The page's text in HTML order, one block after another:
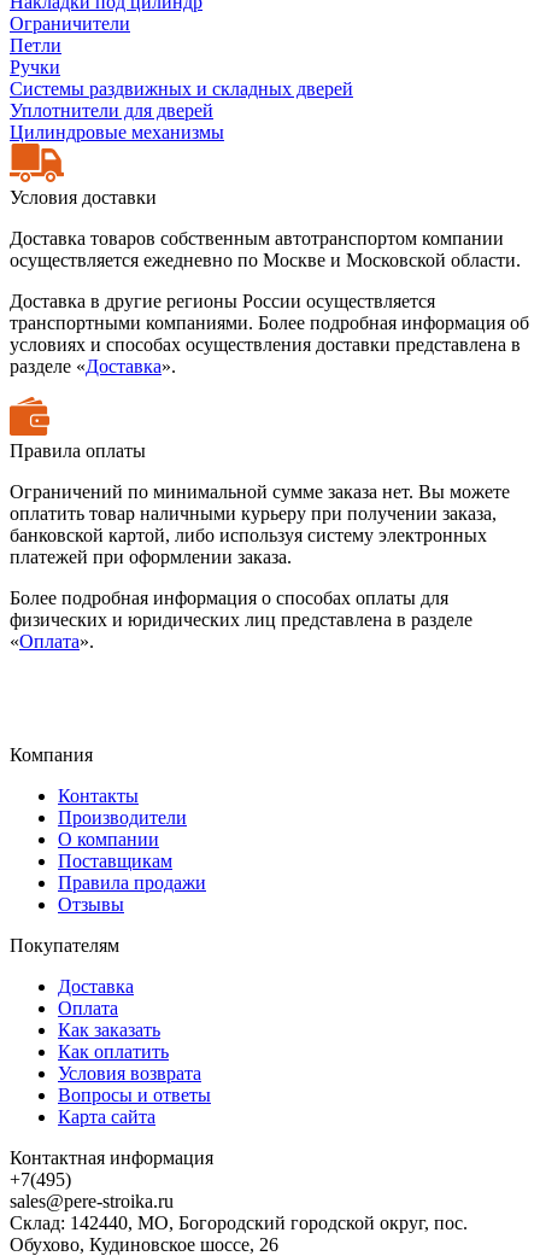
Ограничители
Петли
Ручки
Системы раздвижных и складных дверей
Уплотнители для дверей
Цилиндровые механизмы
Условия доставки
Доставка товаров собственным автотранспортом компании
осуществляется ежедневно по Москве и Московской области.
Доставка в другие регионы России осуществляется
транспортными компаниями. Более подробная информация об
условиях и способах осуществления доставки представлена в
разделе «Доставка».
Правила оплаты
Ограничений по минимальной сумме заказа нет. Вы можете
оплатить товар наличными курьеру при получении заказа,
банковской картой, либо используя систему электронных
платежей при оформлении заказа.
Более подробная информация о способах оплаты для
физических и юридических лиц представлена в разделе
«Оплата».
Компания
Контакты
Производители
О компании
Поставщикам
Правила продажи
Отзывы
Покупателям
Доставка
Оплата
Как заказать
Как оплатить
Условия возврата
Вопросы и ответы
Карта сайта
Контактная информация
+7(495)
sales@pere-stroika.ru
Склад: 142440, МО, Богородский городской округ, пос.
Обухово, Кудиновское шоссе, 26